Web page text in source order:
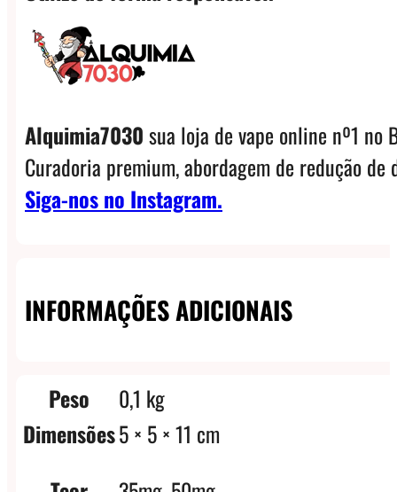
Alquimia7030sua loja de vape online nº1 no
Curadoria premium, abordagem de redução
Siga-nos no Instagram.
INFORMAÇÕES ADICIONAIS
Peso
0,1 kg
Dimensões5 × 5 × 11 cm